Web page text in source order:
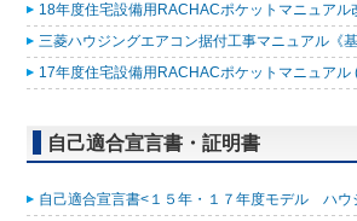
18年度住宅設備用RACHACポケットマニュアル
三菱ハウジングエアコン据付工事マニュアル《
17年度住宅設備用RACHACポケットマニュアル
自己適合宣言書・証明書
自己適合宣言書<１５年・１７年度モデル ハ